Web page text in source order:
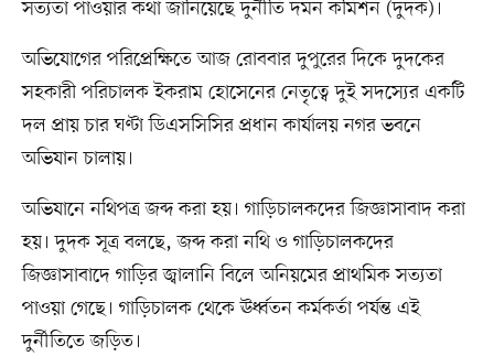
সত্যতা পাওয়ার কথা জানিয়েছে দুর্নীতি দমন কমিশন (দুদক)।
অভিযোগের পরিপ্রেক্ষিতে আজ রোববার দুপুরের দিকে দুদকের
সহকারী পরিচালক ইকরাম হোসেনের নেতৃত্বে দুই সদস্যের একটি
দল প্রায় চার ঘণ্টা ডিএসসিসির প্রধান কার্যালয় নগর ভবনে
অভিযান চালায়।
অভিযানে নথিপত্র জব্দ করা হয়। গাড়িচালকদের জিজ্ঞাসাবাদ করা
হয়। দুদক সূত্র বলছে, জব্দ করা নথি ও গাড়িচালকদের
জিজ্ঞাসাবাদে গাড়ির জ্বালানি বিলে অনিয়মের প্রাথমিক সত্যতা
পাওয়া গেছে। গাড়িচালক থেকে ঊর্ধ্বতন কর্মকর্তা পর্যন্ত এই
দুর্নীতিতে জড়িত।